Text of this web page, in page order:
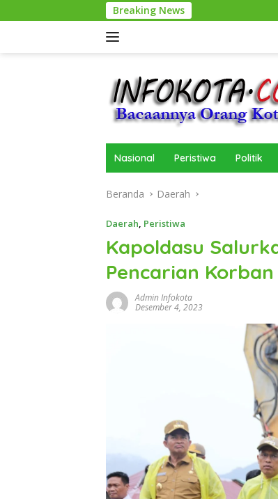
ke
Breaking News
Nasional Peristiwa Politik
Beranda Daerah
Daerah, Peristiwa
Kapoldasu
Pencarian
Admin Infokota
Desember 4, 2023